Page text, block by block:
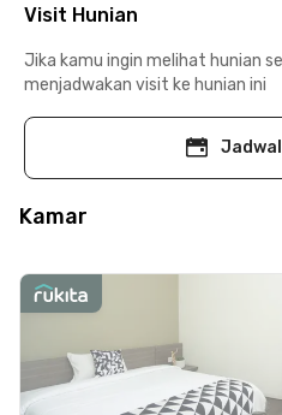
Visit Hunian
Jika kamu ingin melihat hunian
menjadwakan visit ke hunian ini
Kamar